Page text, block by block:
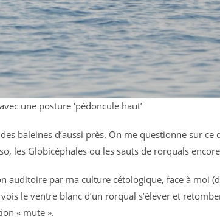
une posture ‘pédoncule haut’
baleines d’aussi près. On me questionne sur
les Globicéphales ou les sauts de rorquals
auditoire par ma culture cétologique, face à moi
le ventre blanc d’un rorqual s’élever et
« mute ».